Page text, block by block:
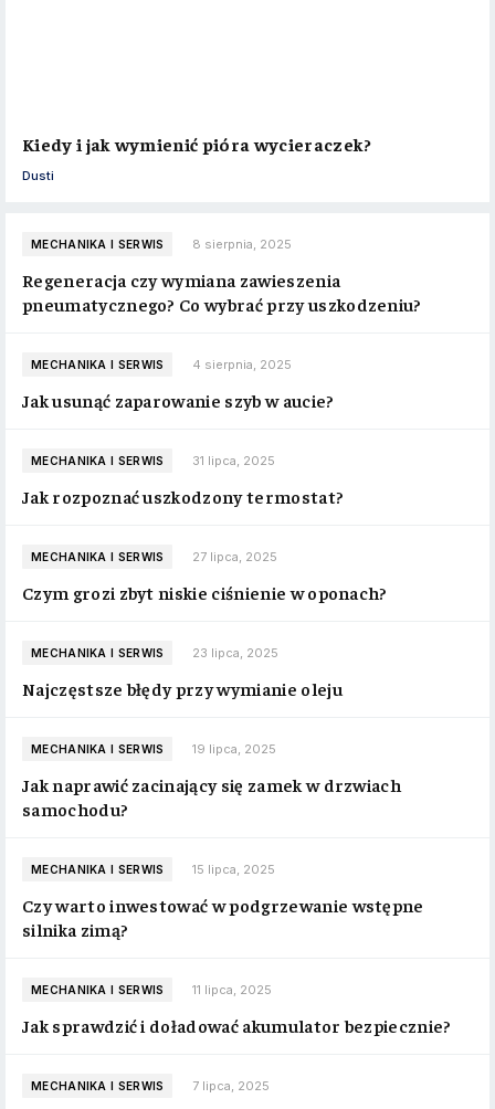
Kiedy i jak wymienić pióra wycieraczek?
Dusti
MECHANIKA I SERWIS 8 sierpnia, 2025
Regeneracja czy wymiana zawieszenia
pneumatycznego? Co wybrać przy uszkodzeniu?
MECHANIKA I SERWIS 4 sierpnia, 2025
Jak usunąć zaparowanie szyb w aucie?
MECHANIKA I SERWIS 31 lipca, 2025
Jak rozpoznać uszkodzony termostat?
MECHANIKA I SERWIS 27 lipca, 2025
Czym grozi zbyt niskie ciśnienie w oponach?
MECHANIKA I SERWIS 23 lipca, 2025
Najczęstsze błędy przy wymianie oleju
MECHANIKA I SERWIS 19 lipca, 2025
Jak naprawić zacinający się zamek w drzwiach
samochodu?
MECHANIKA I SERWIS 15 lipca, 2025
Czy warto inwestować w podgrzewanie wstępne
silnika zimą?
MECHANIKA I SERWIS 11 lipca, 2025
Jak sprawdzić i doładować akumulator bezpiecznie?
MECHANIKA I SERWIS 7 lipca, 2025